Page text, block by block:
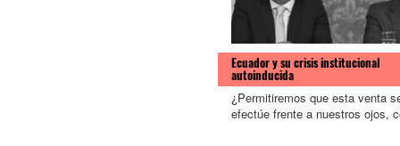
Ecuador y su crisis institucional
autoinducida
¿Permitiremos que esta venta
efectúe frente a nuestros ojos,